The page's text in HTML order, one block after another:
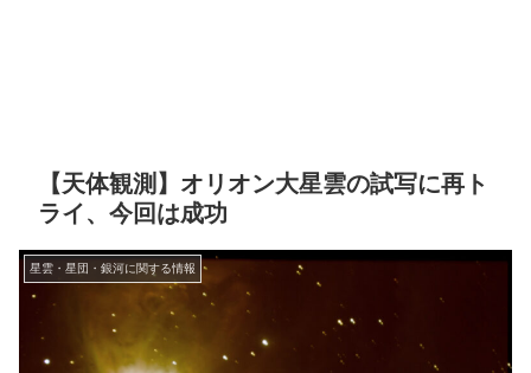
【天体観測】オリオン大星雲の試写に再ト
ライ、今回は成功
星雲・星団・銀河に関する情報